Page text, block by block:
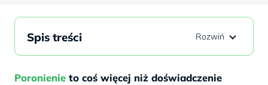
Poronienie to coś więcej niż doświadczenie
Spis treści